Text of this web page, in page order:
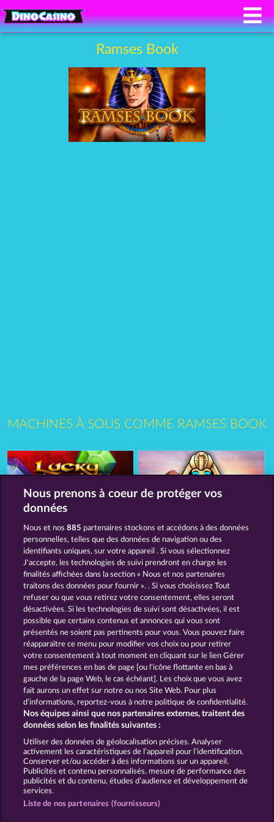
Ramses Book
MACHINES À SOUS COMME RAMSES BOOK
Lucky Pharaoh Wild Cleopatra's Crown
Jack Potter and the Book of Dynasties Jack Potter & the Book of Dynasties 6
CGU Charte de confidentialité
Mentions légales Société FAQ
Facebook Blog
Envoyer la demande de rétractation
Nous prenons à coeur de protéger vos
données
Nous et nos885 partenaires stockons et accédons à des données
personnelles, telles que des données de navigation ou des
identifiants uniques, sur votre appareil . Si vous sélectionnez
J'accepte, les technologies de suivi prendront en charge les
finalités affichées dans la section « Nous et nos partenaires
traitons des données pour fournir ». . Si vous choisissez Tout
refuser ou que vous retirez votre consentement, elles seront
désactivées. Si les technologies de suivi sont désactivées, il est
possible que certains contenus et annonces qui vous sont
présentés ne soient pas pertinents pour vous. Vous pouvez faire
réapparaître ce menu pour modifier vos choix ou pour retirer
votre consentement à tout moment en cliquant sur le lien Gérer
mes préférences en bas de page [ou l'icône flottante en bas à
gauche de la page Web, le cas échéant]. Les choix que vous avez
fait aurons un effet sur notre ou nos Site Web. Pour plus
d’informations, reportez-vous à notre politique de confidentialité.
Nos équipes ainsi que nos partenaires externes, traitent des
données selon les finalités suivantes :
Utiliser des données de géolocalisation précises. Analyser
activement les caractéristiques de l’appareil pour l’identification.
Conserver et/ou accéder à des informations sur un appareil.
Publicités et contenu personnalisés, mesure de performance des
publicités et du contenu, études d’audience et développement de
services.
Liste de nos partenaires (fournisseurs)